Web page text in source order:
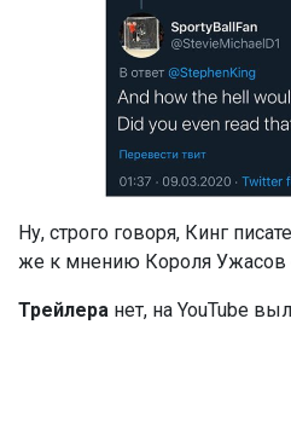
Ну, строго говоря, Кинг
же к мнению Короля Ужасов
Трейлера нет, на YouTube